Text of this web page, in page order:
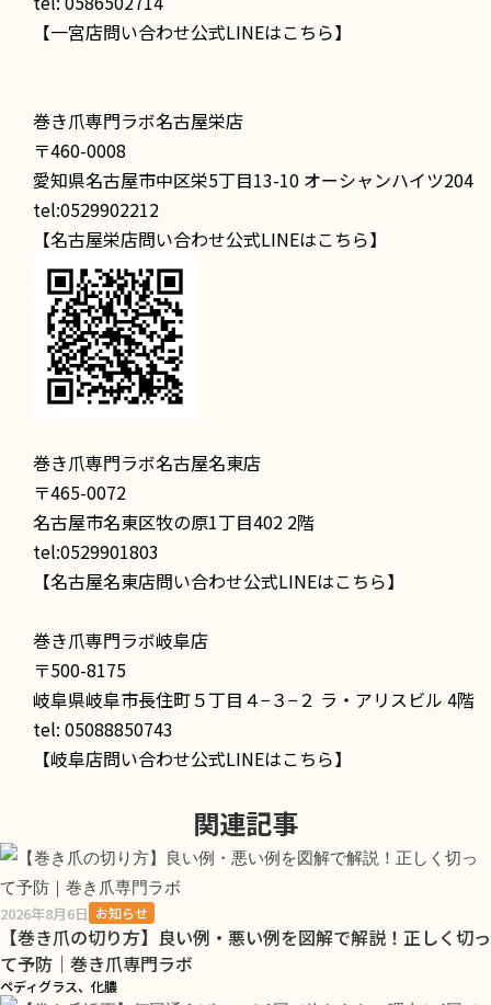
【一宮店問い合わせ公式LINEはこちら】
巻き爪専門ラボ名古屋栄店
〒460-0008
愛知県名古屋市中区栄5丁目13-10 オーシャンハイツ204
tel:0529902212
【名古屋栄店問い合わせ公式LINEはこちら】
巻き爪専門ラボ名古屋名東店
〒465-0072
名古屋市名東区牧の原1丁目402 2階
tel:0529901803
【名古屋名東店問い合わせ公式LINEはこちら】
巻き爪専門ラボ岐阜店
〒500-8175
岐阜県岐阜市長住町５丁目４−３−２ ラ・アリスビル 4階
tel: 05088850743
【岐阜店問い合わせ公式LINEはこちら】
関連記事
2026年8月6日 お知らせ
【巻き爪の切り方】良い例・悪い例を図解で解説！正しく切っ
て予防｜巻き爪専門ラボ
ペディグラス、化膿